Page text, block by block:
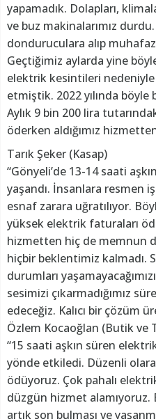
yapamadık. Dolapları,
ve buz makinalarımız
donduruculara alıp
Geçtiğimiz aylarda yine
elektrik kesintileri nedeniyle
etmiştik. 2022 yılında böyle
Aylık 9 bin 200 lira
öderken aldığımız
Tarık Şeker (Kasap)
“Gönyeli’de 13-14 saati
yaşandı. İnsanlara resmen
esnaf zarara uğratılıyor.
yüksek elektrik faturaları
hizmetten hiç de memnun
hiçbir beklentimiz kalmadı.
durumları
sesimizi çıkarmadığımız
edeceğiz. Kalıcı bir çözüm
Özlem Kocaoğlan (Butik ve
“15 saati aşkın süren
yönde etkiledi. Düzenli
ödüyoruz. Çok pahalı
düzgün hizmet
artık son bulması ve